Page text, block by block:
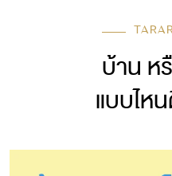
บ้าน ห
แบบไห